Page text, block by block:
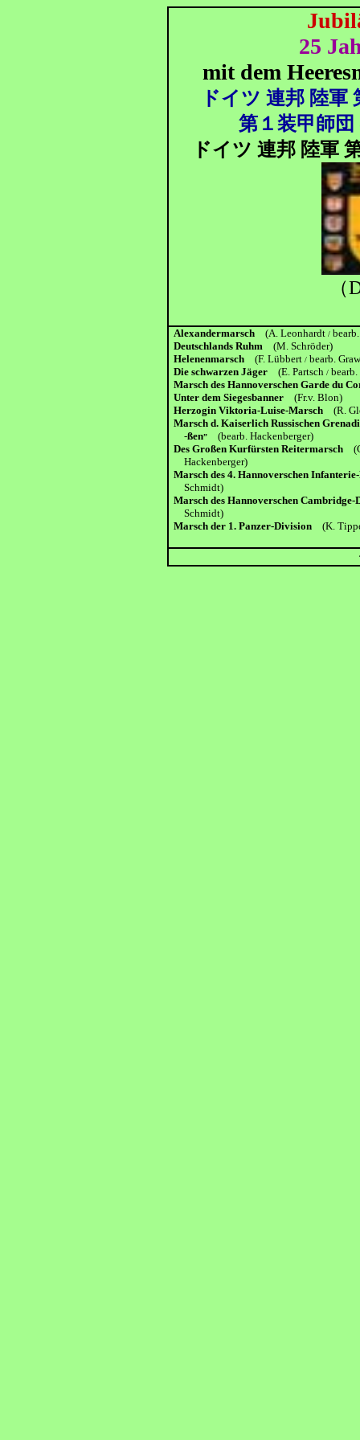
25
mit dem
ドイツ 連邦 陸軍
第１装甲師
ドイツ 連邦 陸軍
Alexandermarsch(A. Leonhardt /
Deutschlands Ruhm(M. Schröder)
Helenenmarsch(F. Lübbert/ bearb.
Die schwarzen Jäger(E. Partsch/
Marsch des Hannoverschen Garde du
Unter dem Siegesbanner(Fr.v. Blon)
Herzogin Viktoria-Luise-Marsch(R.
Marsch d. Kaiserlich Russischen
-ßen”
(bearb. Hackenberger)
Des Großen Kurfürsten Reitermarsch
Hackenberger)
Marsch des 4. Hannoverschen
Schmidt)
Marsch des Hannoverschen Cambridge-
Schmidt)
Marsch der 1. Panzer-Division(K.